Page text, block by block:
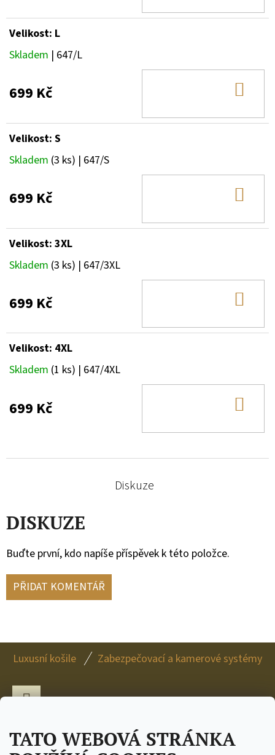
TATO WEBOVÁ STRÁNKA
Velikost: L
Skladem | 647/L
699 Kč
Velikost: S
Skladem (3 ks) | 647/S
699 Kč
Velikost: 3XL
Skladem (3 ks) | 647/3XL
699 Kč
Velikost: 4XL
Skladem (1 ks) | 647/4XL
699 Kč
Diskuze
DISKUZE
Buďte první, kdo napíše příspěvek k této položce.
PŘIDAT KOMENTÁŘ
P
T
Luxusní košile Zabezpečovací a kamerové systémy